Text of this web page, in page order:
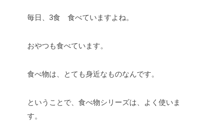
毎日、3食 食べていますよね。
おやつも食べています。
食べ物は、とても身近なものなんです。
ということで、食べ物シリーズは、よく使いま
す。